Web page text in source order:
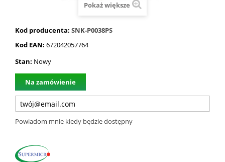
Pokaż większe
Kod producenta: SNK-P0038PS
Kod EAN: 672042057764
Stan: Nowy
Na zamówienie
Powiadom mnie kiedy będzie dostępny